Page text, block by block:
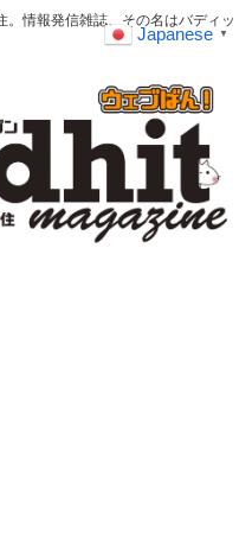
情報発信雑誌、その名はバディッ
Japanese ▼